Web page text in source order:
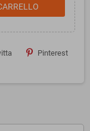
Pinterest